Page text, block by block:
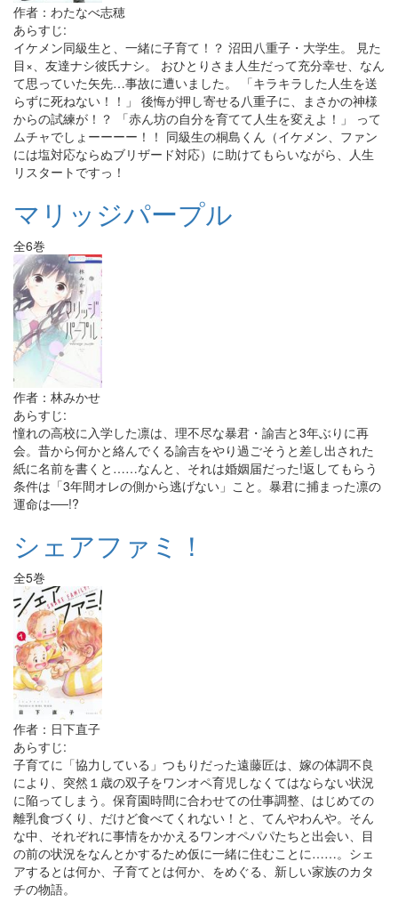
作者：わたなべ志穂
あらすじ:
イケメン同級生と、一緒に子育て！？ 沼田八重子・大学生。 見た
目×、友達ナシ彼氏ナシ。 おひとりさま人生だって充分幸せ、なん
て思っていた矢先…事故に遭いました。 「キラキラした人生を送
らずに死ねない！！」 後悔が押し寄せる八重子に、まさかの神様
からの試練が！？ 「赤ん坊の自分を育てて人生を変えよ！」 って
ムチャでしょーーーー！！ 同級生の桐島くん（イケメン、ファン
には塩対応ならぬブリザード対応）に助けてもらいながら、人生
リスタートですっ！
マリッジパープル
全6巻
作者：林みかせ
あらすじ:
憧れの高校に入学した凛は、理不尽な暴君・諭吉と3年ぶりに再
会。昔から何かと絡んでくる諭吉をやり過ごそうと差し出された
紙に名前を書くと……なんと、それは婚姻届だった!返してもらう
条件は「3年間オレの側から逃げない」こと。暴君に捕まった凛の
運命は──!?
シェアファミ！
全5巻
作者：日下直子
あらすじ:
子育てに「協力している」つもりだった遠藤匠は、嫁の体調不良
により、突然１歳の双子をワンオペ育児しなくてはならない状況
に陥ってしまう。保育園時間に合わせての仕事調整、はじめての
離乳食づくり、だけど食べてくれない！と、てんやわんや。そん
な中、それぞれに事情をかかえるワンオペパパたちと出会い、目
の前の状況をなんとかするため仮に一緒に住むことに……。シェ
アするとは何か、子育てとは何か、をめぐる、新しい家族のカタ
チの物語。